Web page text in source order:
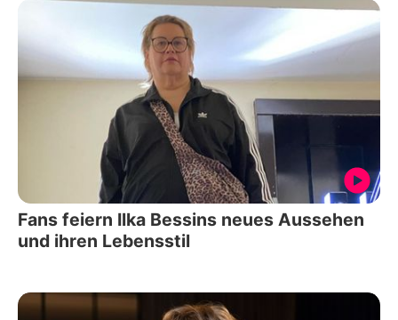
Fans feiern Ilka Bessins neues Aussehen
und ihren Lebensstil